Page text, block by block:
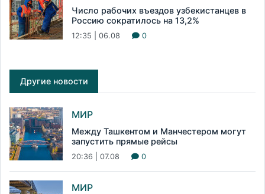
Число рабочих въездов узбекистанцев в
Россию сократилось на 13,2%
12:35 | 06.08 0
Другие новости
МИР
Между Ташкентом и Манчестером могут
запустить прямые рейсы
20:36 | 07.08 0
МИР